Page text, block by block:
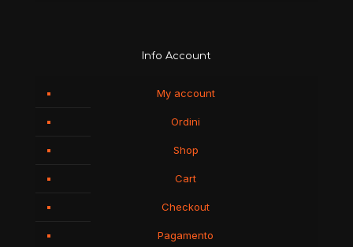
Info Account
My account
Ordini
Shop
Cart
Checkout
Pagamento